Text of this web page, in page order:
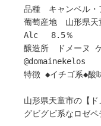
瓶詰までに2度の滓
30ppmの亜硫酸塩を
使用理由は酸化防止
こる可能性のある、
ためです。
私達は江戸時代後
行ってきました。
品種 キャンベル・
葡萄産地 山形県天
Alc 8.5％
醸造所 ドメーヌ
@domainekelos
特徴 ◆イチゴ系◆酸
山形県天童市の【
グビグビ系なロゼペ